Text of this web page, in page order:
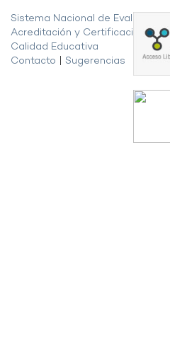
Sistema Nacional de Evaluación,
Acreditación y Certificación de la
Calidad Educativa
Contacto
Sugerencias